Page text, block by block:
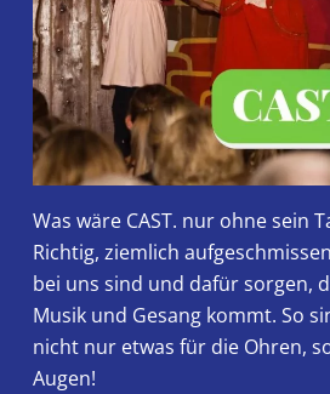
Was wäre CAST. nur ohne sein
Richtig, ziemlich
bei uns sind und dafür sorgen,
Musik und Gesang kommt. So
nicht nur etwas für die Ohren,
Augen!